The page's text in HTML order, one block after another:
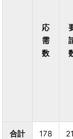
応
需
数
合計 178